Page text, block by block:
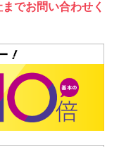
でお問い合わせく